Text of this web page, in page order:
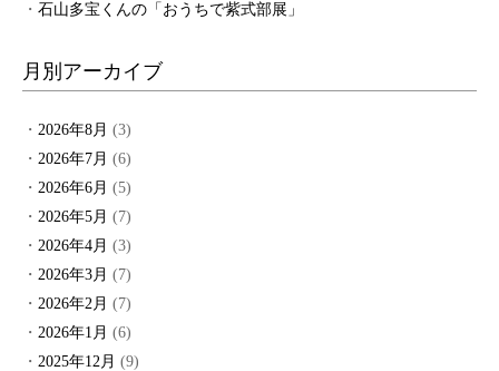
石山多宝くんの「おうちで紫式部展」
月別アーカイブ
2026年8月 (3)
2026年7月 (6)
2026年6月 (5)
2026年5月 (7)
2026年4月 (3)
2026年3月 (7)
2026年2月 (7)
2026年1月 (6)
2025年12月 (9)